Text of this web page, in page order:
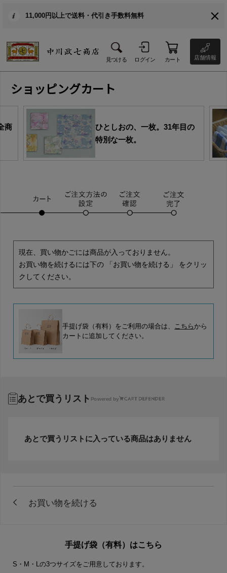
11,000円以上で送料・代引き手数料無料
見つける ログイン カート 店舗情報
ショッピングカート
商
ひとしおの、一枚。31年目の
特別な一枚。
現在、買い物かごには商品が入っておりません。
お買い物を続けるには下の 「お買い物を続ける」 をクリッ
クしてください。
手提げ袋（有料）をご利用の場合は、 こちらから
カートに追加してください。
あとで買うリスト Powered by
あとで買うリストに入っている商品はありません
手提げ袋（有料）はこちら
S・M・Lの3つサイズをご用意しております。